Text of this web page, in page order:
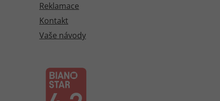
Reklamace
Kontakt
Vaše návody